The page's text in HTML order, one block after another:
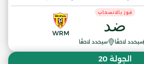
سيحدد لاحقًا سيحدد لاحقًا
ضد
فوز بالانسحاب
WRM
الجولة 20